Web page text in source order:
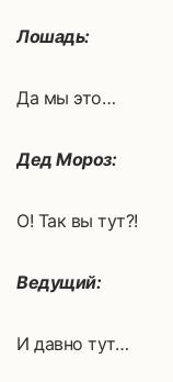
Лошадь:
Да мы это…
Дед Мороз:
О! Так вы тут?!
Ведущий:
И давно тут…